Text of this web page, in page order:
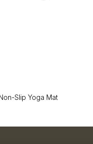
Slip Yoga Mat